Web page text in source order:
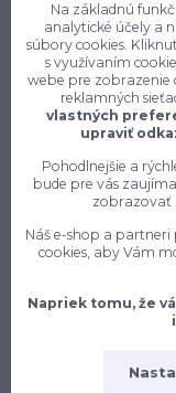
vyberať
pracovné
pre mužov
7 z 10
zistite, čo je
Na našom e-
oblečenia, ktorý
najrôznejšími
logistike alebo v
profesionálnym
Na základnú
analytické účely a
súbory cookies.
s využívaním
webe pre zobrazenie
reklamných
vlastných
upraviť
Pohodlnejšie a
bude pre vás
zobrazovať
Náš e-shop a
cookies, aby Vám
Napriek tomu, že